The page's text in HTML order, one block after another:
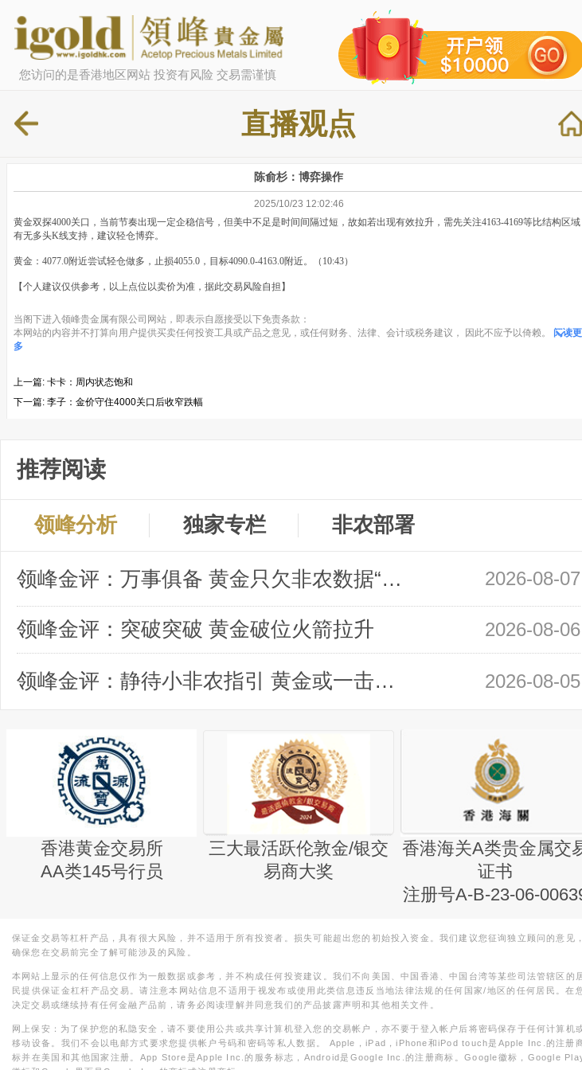
您访问的是香港地区网站 投资有风险 交易需谨慎
直播观点
陈俞杉：博弈操作
2025/10/23 12:02:46
黄金双探4000关口，当前节奏出现一定企稳信号，但美中不足是时间间隔过短，故如若出现有效拉升，需先关注4163-4169等比结构区域
有无多头K线支持，建议轻仓博弈。
黄金：4077.0附近尝试轻仓做多，止损4055.0，目标4090.0-4163.0附近。（10:43）
【个人建议仅供参考，以上点位以卖价为准，据此交易风险自担】
当阁下进入领峰贵金属有限公司网站，即表示自愿接受以下免责条款：
本网站的内容并不打算向用户提供买卖任何投资工具或产品之意见，或任何财务、法律、会计或税务建议， 因此不应予以倚赖。
阅读更
多
上一篇: 卡卡：周内状态饱和
下一篇: 李子：金价守住4000关口后收窄跌幅
推荐阅读
领峰分析 独家专栏 非农部署
领峰金评：万事俱备 黄金只欠非农数据“东风” 2026-08-07
领峰金评：突破突破 黄金破位火箭拉升 2026-08-06
领峰金评：静待小非农指引 黄金或一击破局 2026-08-05
香港黄金交易所
AA类145号行员
三大最活跃伦敦金/银交
易商大奖
香港海关A类贵金属交
证书
注册号A-B-23-06-
保证金交易等杠杆产品，具有很大风险，并不适用于所有投资者。损失可能超出您的初始投入资金。我们建议您征询独立顾问的意见，
确保您在交易前完全了解可能涉及的风险。
本网站上显示的任何信息仅作为一般数据或参考，并不构成任何投资建议。我们不向美国、中国香港、中国台湾等某些司法管辖区的
民提供保证金杠杆产品交易。请注意本网站信息不适用于视发布或使用此类信息违反当地法律法规的任何国家/地区的任何居民。在
决定交易或继续持有任何金融产品前，请务必阅读理解并同意我们的产品披露声明和其他相关文件。
网上保安：为了保护您的私隐安全，请不要使用公共或共享计算机登入您的交易帐户，亦不要于登入帐户后将密码保存于任何计算机
移动设备。我们不会以电邮方式要求您提供帐户号码和密码等私人数据。 Apple，iPad，iPhone和iPod touch是Apple Inc.的注册
标并在美国和其他国家注册。App Store是Apple Inc.的服务标志，Android是Google Inc.的注册商标。Google徽标，Google